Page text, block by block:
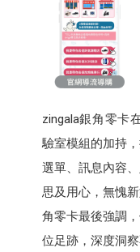
zingala銀角零卡
驗室模組的加持
選單、訊息內容
思及用心，無愧
角零卡最後強調
位足跡，深度洞